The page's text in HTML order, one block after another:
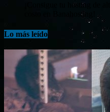
¡Consigue tu hosting de
costo en Banahosting!
Lo más leído